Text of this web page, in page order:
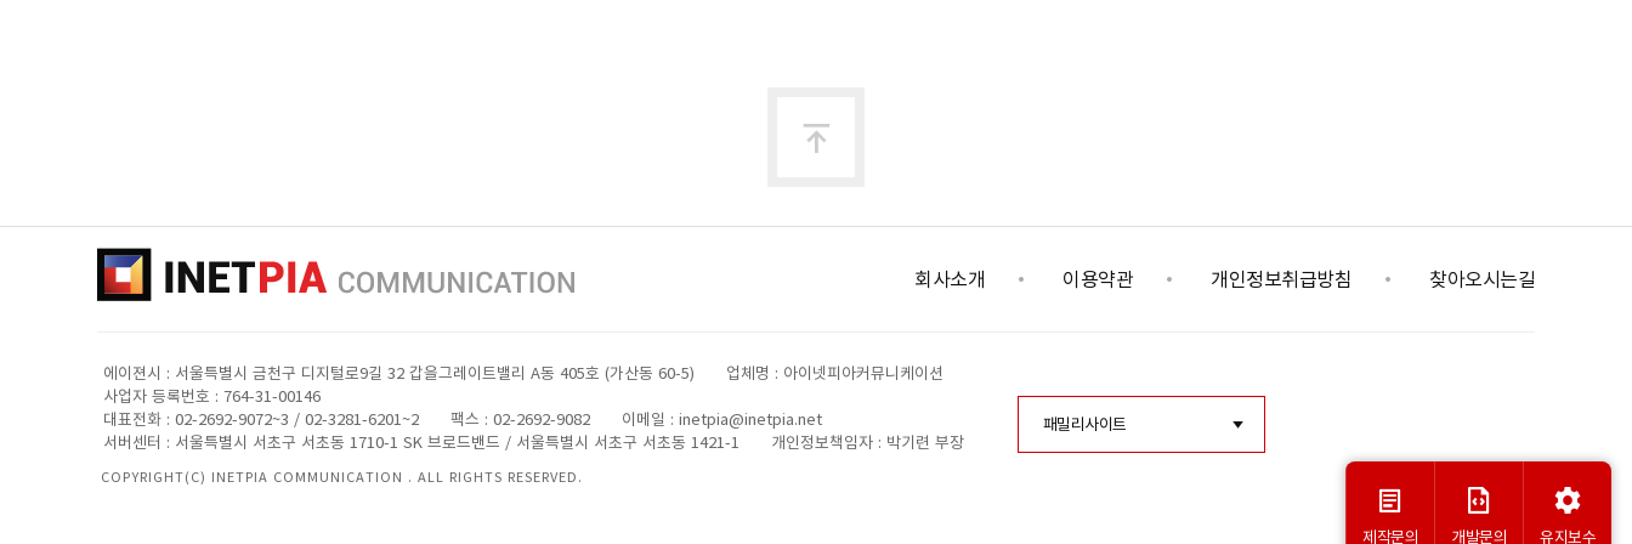
기타 개인정보침해에 대한 신고나 상담이 필요하신 경우에는 아래 기관에 문의하시기 바랍니다.
3.대검찰청 인터넷범죄수사센터 (http://icic.sppo.go.kr/02-3480-3600)
4.경찰청 사이버테러대응센터 (www.ctrc.go.kr/02-392-0330)
회사소개 이용약관 개인정보취급방침 찾아오시는길
에이젼시 : 서울특별시 금천구 디지털로9길 32 갑을그레이트밸리 A동 405호 (가산동 60-5)
업체명 : 아이넷피아커뮤니케이션
사업자 등록번호 : 764-31-00146
대표전화 : 02-2692-9072~3 / 02-3281-6201~2
팩스 : 02-2692-9082
이메일 : inetpia@inetpia.net
서버센터 : 서울특별시 서초구 서초동 1710-1 SK 브로드밴드 / 서울특별시 서초구 서초동 1421-1
개인정보책임자 : 박기련 부장
COPYRIGHT(C) INETPIA COMMUNICATION​ . ALL RIGHTS RESERVED.
패밀리사이트
제작문의 개발문의 유지보수